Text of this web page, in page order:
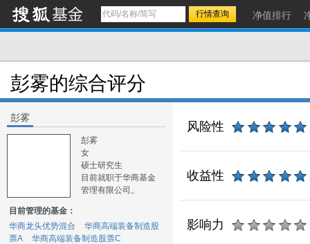
净值排行
彭雾的综合评分
彭雾
彭雾
女
硕士研究生
目前就职于华商基金
管理有限公司。
目前管理的基金：
华商龙头优势混合
华商高端装备制造股
票A
华商高端装备制造股票C
风险性
收益性
影响力